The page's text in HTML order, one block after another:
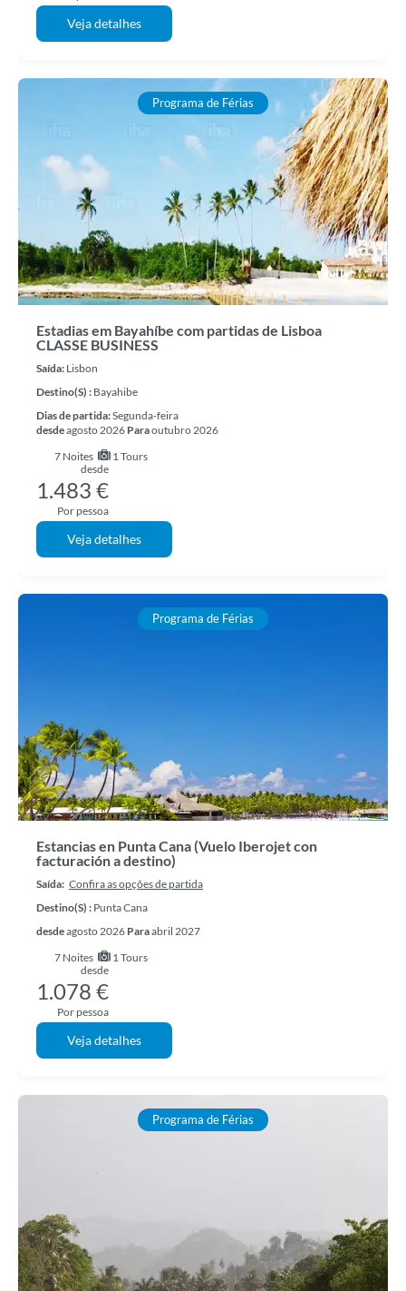
Veja detalhes
Programa de Férias
Estadias em Bayahíbe com partidas de Lisboa
CLASSE BUSINESS
Saída: Lisbon
Destino(s) : Bayahibe
Dias de partida:Segunda-feira
desdeagosto 2026 Paraoutubro 2026
7 Noites
1 Tours
desde
1.483 €
Por pessoa
Veja detalhes
Programa de Férias
Estancias en Punta Cana (Vuelo Iberojet con
facturación a destino)
Saída: Confira as opções de partida
Destino(s) : Punta Cana
desdeagosto 2026 Paraabril 2027
7 Noites
1 Tours
desde
1.078 €
Por pessoa
Veja detalhes
Programa de Férias